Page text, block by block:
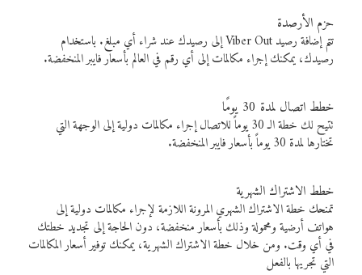
حزم الأرصدة
تتم إضافة رصيد Viber Out إلى رصيدك عند شراء أي مبلغ. باستخدام
رصيدك، يمكنك إجراء مكالمات إلى أي رقم في العالم بأسعار فايبر المنخفضة.
خطط اتصال لمدة 30 يومًا
تتيح لك خطة الـ 30 يوماً للاتصال إجراء مكالمات دولية إلى الوجهة التي
تختارها لمدة 30 يوماً بأسعار فايبر المنخفضة.
خطط الاشتراك الشهرية
تمنحك خطة الاشتراك الشهري المرونة اللازمة لإجراء مكالمات دولية إلى
هواتف أرضية ومحمولة وذلك بأسعار منخفضة، دون الحاجة إلى تجديد خطتك
في أي وقت. ومن خلال خطة الاشتراك الشهرية، يمكنك توفير أسعار المكالمات
التي تجريها بالفعل